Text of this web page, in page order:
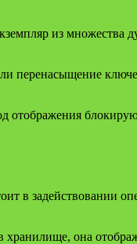
из множества
перенасыщение
отображения
в задействовании
она